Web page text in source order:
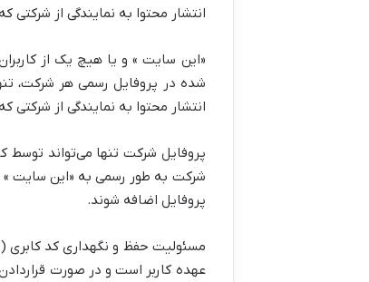
انتشار محتوا به نمایندگی از شرکتی
«این سایت » و یا هیچ یک از
شده در پروفایل رسمی هر شرکت،
انتشار محتوا به نمایندگی از شرکتی
پروفایل شرکت تنها می‌تواند توسط
شرکت به طور رسمی به «این سایت »
پروفایل اضافه شوند.
مسئولیت حفظ و نگهداری کد کابری
عهده کاربر است و در صورت قراردادن